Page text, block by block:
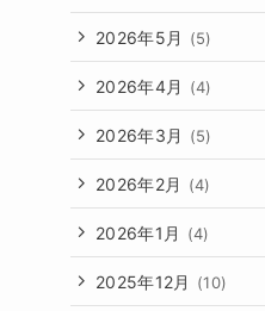
2026年5月 (5)
2026年4月 (4)
2026年3月 (5)
2026年2月 (4)
2026年1月 (4)
2025年12月 (10)